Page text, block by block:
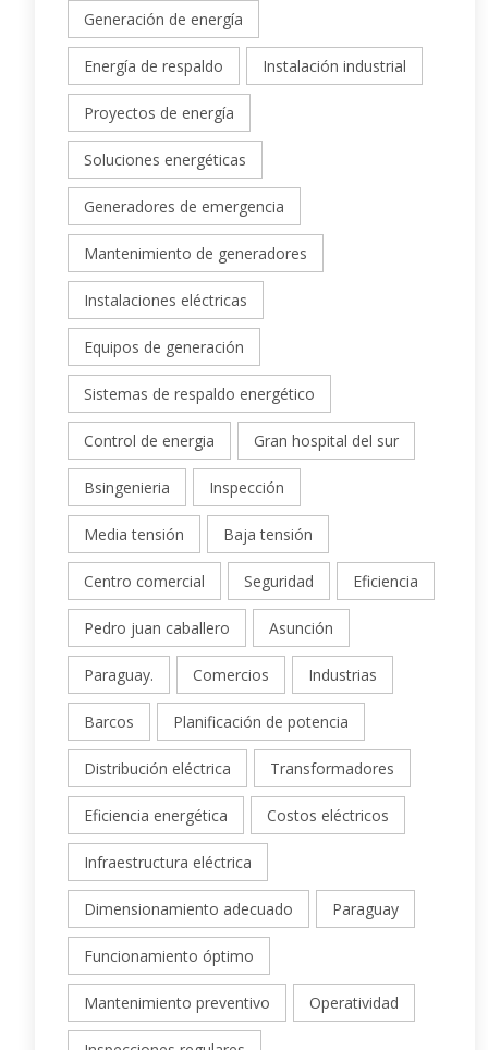
Generación de energía
Energía de respaldo Instalación industrial
Proyectos de energía
Soluciones energéticas
Generadores de emergencia
Mantenimiento de generadores
Instalaciones eléctricas
Equipos de generación
Sistemas de respaldo energético
Control de energia Gran hospital del sur
Bsingenieria Inspección
Media tensión Baja tensión
Centro comercial Seguridad Eficiencia
Pedro juan caballero Asunción
Paraguay. Comercios Industrias
Barcos Planificación de potencia
Distribución eléctrica Transformadores
Eficiencia energética Costos eléctricos
Infraestructura eléctrica
Dimensionamiento adecuado Paraguay
Funcionamiento óptimo
Mantenimiento preventivo Operatividad